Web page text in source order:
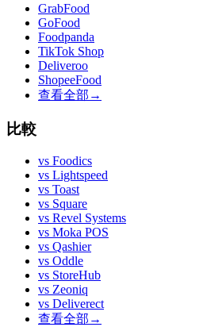
GrabFood
GoFood
Foodpanda
TikTok Shop
Deliveroo
ShopeeFood
查看全部 →
比較
vs Foodics
vs Lightspeed
vs Toast
vs Square
vs Revel Systems
vs Moka POS
vs Qashier
vs Oddle
vs StoreHub
vs Zeoniq
vs Deliverect
查看全部 →